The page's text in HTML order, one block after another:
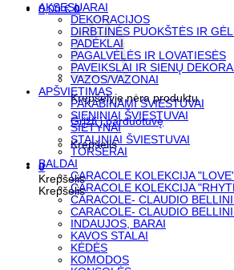
0,00€ 0
Krepšelyje nėra produktų.
Grįžti į parduotuvę
Krepšelis
0
Krepšelis
Krepšelis
AKSESUARAI
DEKORACIJOS
DIRBTINĖS PUOKŠTĖS IR
PADĖKLAI
PAGALVĖLĖS IR LOVATIESĖS
PAVEIKSLAI IR SIENŲ
VAZOS/VAZONAI
APŠVIETIMAS
PAKABINAMI ŠVIESTUVAI
SIENINIAI ŠVIESTUVAI
SIETYNAI
STALINIAI ŠVIESTUVAI
TORŠERAI
BALDAI
CARACOLE KOLEKCIJA
CARACOLE KOLEKCIJA
CARACOLE- CLAUDIO
CARACOLE- CLAUDIO
INDAUJOS, BARAI
KAVOS STALAI
KĖDĖS
KOMODOS